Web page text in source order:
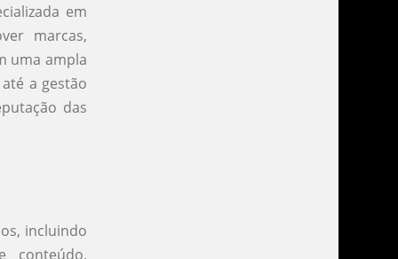
em
marcas,
uma ampla
a gestão
das
incluindo
conteúdo,